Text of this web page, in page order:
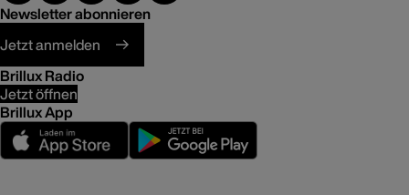
Newsletter abonnieren
Jetzt anmelden
Brillux Radio
Jetzt öffnen
Brillux App